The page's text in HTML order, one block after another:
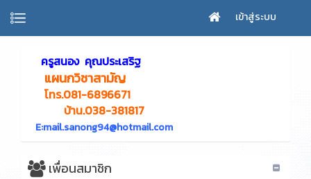
เข้าสู่ระบบ
ครูสนอง คุณประเสริฐ
แผนกวิชาสามัญ
โทร.081-6896671
บ้าน.038-381817
E:mail.sanong94@hotmail.com
เพื่อนสมาชิก